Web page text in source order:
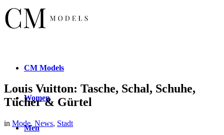
CM Models
Women
Men
Louis Vuitton: Tasche, Schal, Schuhe,
Tücher & Gürtel
in Mode, News, Stadt